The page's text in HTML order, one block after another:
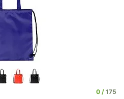
0
175